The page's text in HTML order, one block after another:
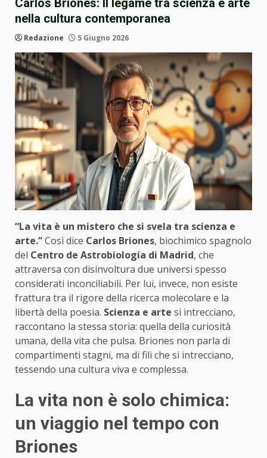
Carlos Briones: Il legame tra scienza e arte
nella cultura contemporanea
Redazione 5 Giugno 2026
“La vita è un mistero che si svela tra scienza e
arte.”Così dice Carlos Briones, biochimico spagnolo
del Centro de Astrobiología di Madrid, che
attraversa con disinvoltura due universi spesso
considerati inconciliabili. Per lui, invece, non esiste
frattura tra il rigore della ricerca molecolare e la
libertà della poesia. Scienza e arte si intrecciano,
raccontano la stessa storia: quella della curiosità
umana, della vita che pulsa. Briones non parla di
compartimenti stagni, ma di fili che si intrecciano,
tessendo una cultura viva e complessa.
La vita non è solo chimica:
un viaggio nel tempo con
Briones